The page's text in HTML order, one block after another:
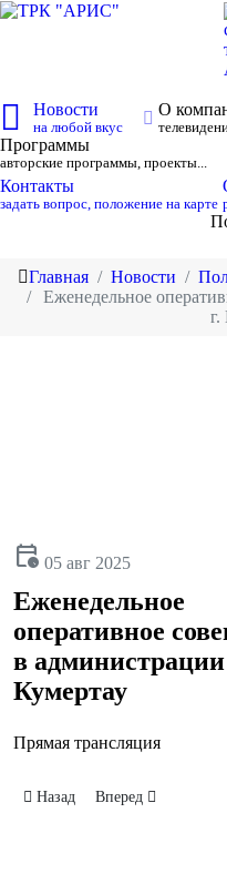
Новости
на любой вкус
О
Программы
авторские программы, проекты...
Контакты
задать вопрос, положение на карте
Главная Новости
Еженедельное
г.
calendar_clock 05 авг 2025
Еженедельное
оперативное
в администрации
Кумертау
Прямая трансляция
Предыдущий: В
Назад Следующий:
Вперед